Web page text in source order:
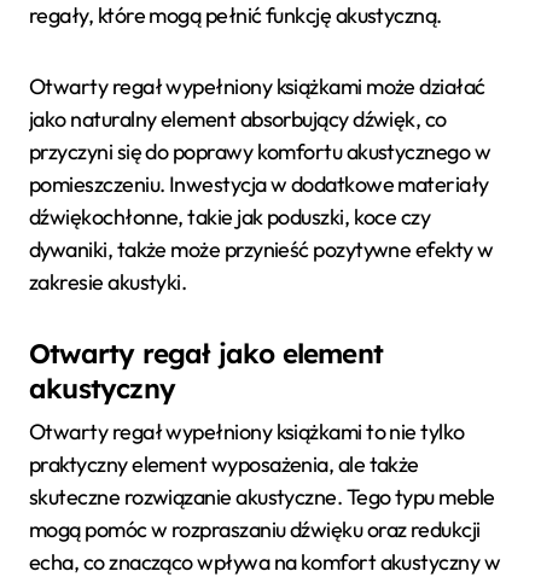
regały, które mogą pełnić funkcję akustyczną.
Otwarty regał wypełniony książkami może działać
jako naturalny element absorbujący dźwięk, co
przyczyni się do poprawy komfortu akustycznego w
pomieszczeniu. Inwestycja w dodatkowe materiały
dźwiękochłonne, takie jak poduszki, koce czy
dywaniki, także może przynieść pozytywne efekty w
zakresie akustyki.
Otwarty regał jako element
akustyczny
Otwarty regał wypełniony książkami to nie tylko
praktyczny element wyposażenia, ale także
skuteczne rozwiązanie akustyczne. Tego typu meble
mogą pomóc w rozpraszaniu dźwięku oraz redukcji
echa, co znacząco wpływa na komfort akustyczny w